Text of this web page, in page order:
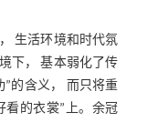
生活环境和时代氛
下， 基本弱化了传
”的含义， 而只将重
看的衣裳”上。余冠